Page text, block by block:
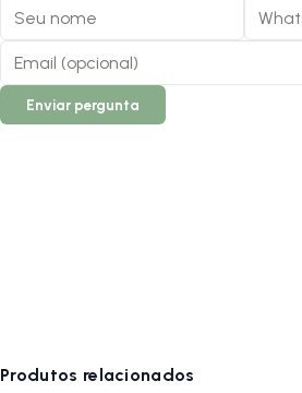
Enviar pergunta
Produtos relacionados